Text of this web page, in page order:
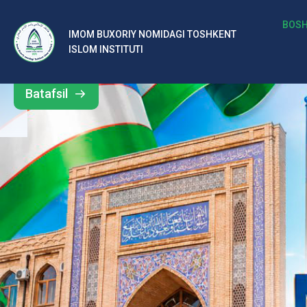
IMOM BUXORIY NOMIDAGI TOSHKENT
ISLOM INSTITUTI
b
al
ar
o‘
rt
a
si
d
Barcha
yangiliklar
Batafsil